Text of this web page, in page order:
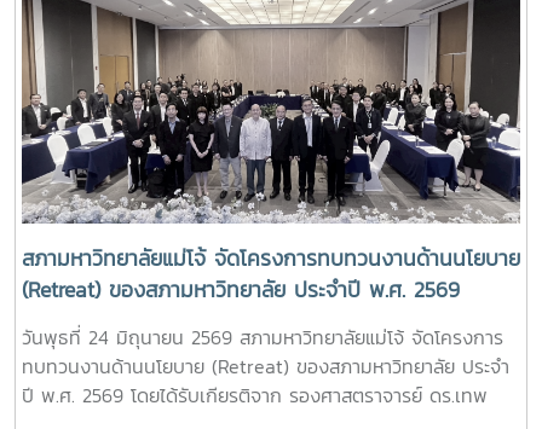
สภามหาวิทยาลัยแม่โจ้ จัดโครงการทบทวนงานด้านนโยบาย
(Retreat) ของสภามหาวิทยาลัย ประจำปี พ.ศ. 2569
ประเด็นเรื่อง “พลิกโฉมมหาวิทยาลัยกลุ่ม 2: การยกระดับ
งานวิจัยสู่การใช้ประโยชน์เชิงพาณิชย์ – การผลิตบัณฑิตให้
ทำงานเป็น”
วันพุธที่ 24 มิถุนายน 2569 สภามหาวิทยาลัยแม่โจ้ จัดโครงการ
ทบทวนงานด้านนโยบาย (Retreat) ของสภามหาวิทยาลัย ประจำ
ปี พ.ศ. 2569 โดยได้รับเกียรติจาก รองศาสตราจารย์ ดร.เทพ